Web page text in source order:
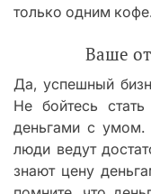
только одним
Ваше
Да, успешный
Не бойтесь
деньгами с умом.
люди ведут
знают цену